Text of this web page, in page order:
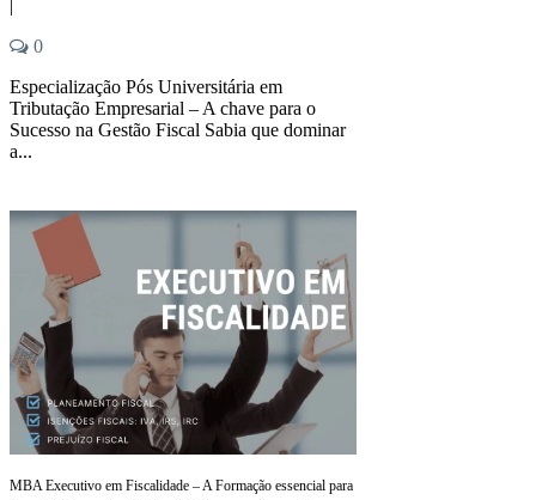
0
Especialização Pós Universitária em
Tributação Empresarial – A chave para o
Sucesso na Gestão Fiscal Sabia que dominar
a...
MBA Executivo em Fiscalidade – A Formação essencial para